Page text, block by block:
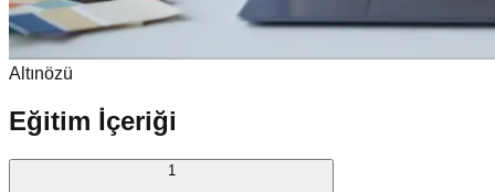
Altınözü
Eğitim İçeriği
1